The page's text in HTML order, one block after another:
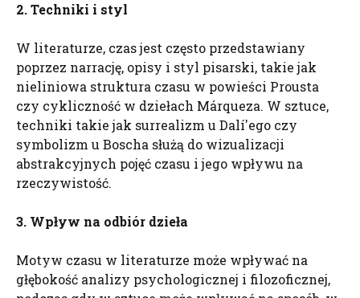
2. Techniki i styl
W literaturze, czas jest często przedstawiany
poprzez narrację, opisy i styl pisarski, takie jak
nieliniowa struktura czasu w powieści Prousta
czy cykliczność w dziełach Márqueza. W sztuce,
techniki takie jak surrealizm u Dalí'ego czy
symbolizm u Boscha służą do wizualizacji
abstrakcyjnych pojęć czasu i jego wpływu na
rzeczywistość.
3. Wpływ na odbiór dzieła
Motyw czasu w literaturze może wpływać na
głębokość analizy psychologicznej i filozoficznej,